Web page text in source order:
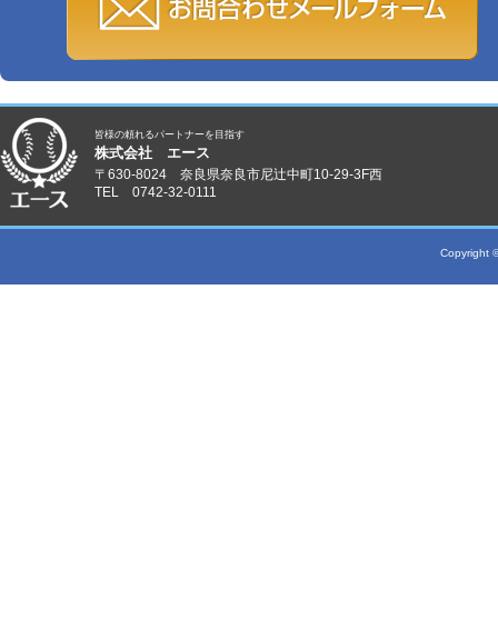
皆様の頼れるパートナーを目指す
株式会社 エース
〒630-8024 奈良県奈良市尼辻中町10-29-3F西
TEL 0742-32-0111
Copyright